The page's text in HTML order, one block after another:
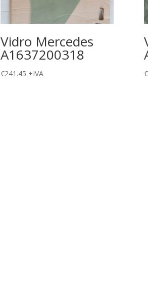
Vidro Mercedes
A1637200318
€241.45 +IVA €